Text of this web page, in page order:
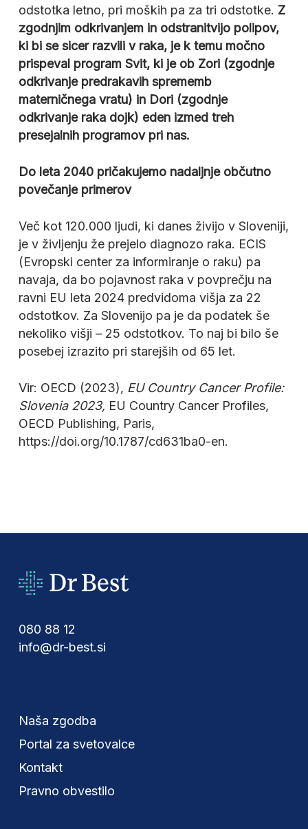
odstotka letno, pri moških pa za tri odstotke. Z
zgodnjim odkrivanjem in odstranitvijo polipov,
ki bi se sicer razvili v raka, je k temu močno
prispeval program Svit, ki je ob Zori (zgodnje
odkrivanje predrakavih sprememb
materničnega vratu) in Dori (zgodnje
odkrivanje raka dojk) eden izmed treh
presejalnih programov pri nas.
Do leta 2040 pričakujemo nadaljnje občutno
povečanje primerov
Več kot 120.000 ljudi, ki danes živijo v Sloveniji,
je v življenju že prejelo diagnozo raka. ECIS
(Evropski center za informiranje o raku) pa
navaja, da bo pojavnost raka v povprečju na
ravni EU leta 2024 predvidoma višja za 22
odstotkov. Za Slovenijo pa je da podatek še
nekoliko višji – 25 odstotkov. To naj bi bilo še
posebej izrazito pri starejših od 65 let.
Vir: OECD (2023), EU Country Cancer Profile:
Slovenia 2023, EU Country Cancer Profiles,
OECD Publishing, Paris,
https://doi.org/10.1787/cd631ba0-en.
080 88 12
info@dr-best.si
Naša zgodba
Portal za svetovalce
Kontakt
Pravno obvestilo